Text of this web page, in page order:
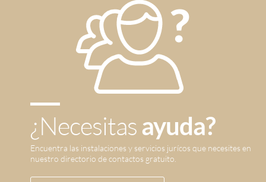
¿Necesitasayuda?
Encuentra las instalaciones y servicios jurícos que necesites en
nuestro directorio de contactos gratuito.